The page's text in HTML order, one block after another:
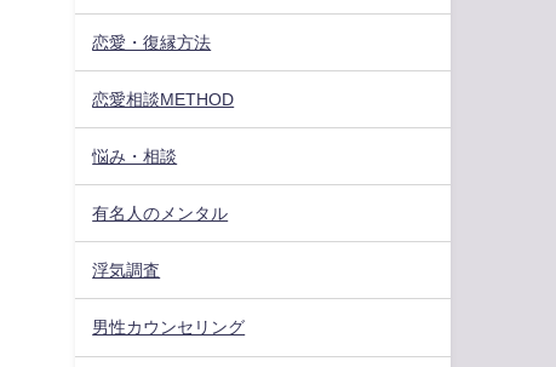
恋愛・復縁方法
恋愛相談METHOD
悩み・相談
有名人のメンタル
浮気調査
男性カウンセリング